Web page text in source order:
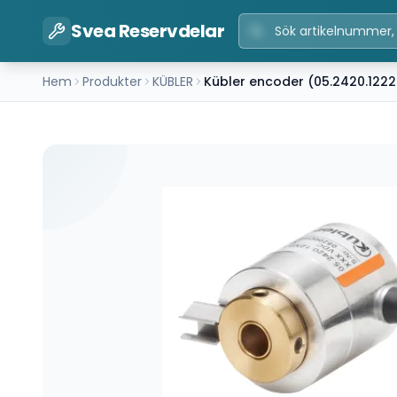
Svea Reservdelar
Hem Produkter KÜBLER Kübler encoder